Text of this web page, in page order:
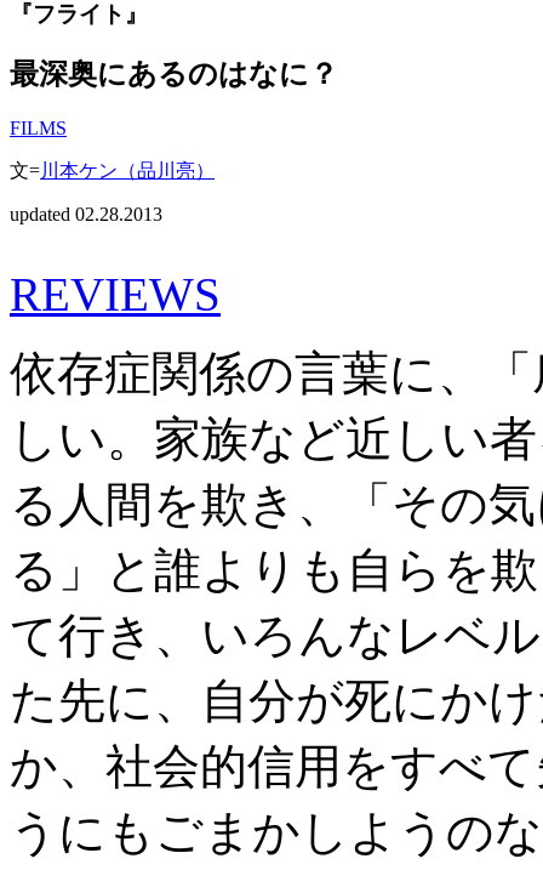
『フライト』
最深奥にあるのはなに？
FILMS
文=川本ケン（品川亮）
updated 02.28.2013
REVIEWS
依存症関係の言葉に、
しい。家族など近しい
る人間を欺き、「その
る」と誰よりも自らを
て行き、いろんなレベ
た先に、自分が死にか
か、社会的信用をすべ
うにもごまかしようの